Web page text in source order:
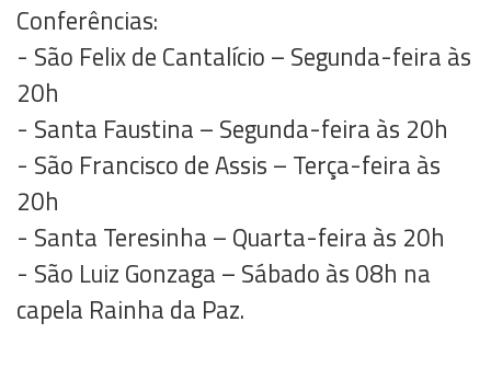
Conferências:
- São Felix de Cantalício – Segunda-feira às
20h
- Santa Faustina – Segunda-feira às 20h
- São Francisco de Assis – Terça-feira às
20h
- Santa Teresinha – Quarta-feira às 20h
- São Luiz Gonzaga – Sábado às 08h na
capela Rainha da Paz.